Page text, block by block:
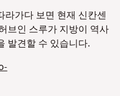
라가다 보면 현재 신칸센
브인 스루가 지방이 역사
발견할 수 있습니다.